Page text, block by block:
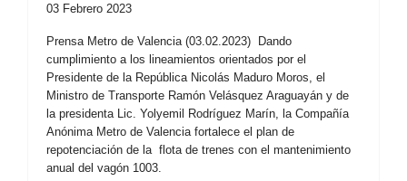
03 Febrero 2023
Prensa Metro de Valencia (03.02.2023) Dando
cumplimiento a los lineamientos orientados por el
Presidente de la República Nicolás Maduro Moros, el
Ministro de Transporte Ramón Velásquez Araguayán y de
la presidenta Lic. Yolyemil Rodríguez Marín, la Compañía
Anónima Metro de Valencia fortalece el plan de
repotenciación de la flota de trenes con el mantenimiento
anual del vagón 1003.